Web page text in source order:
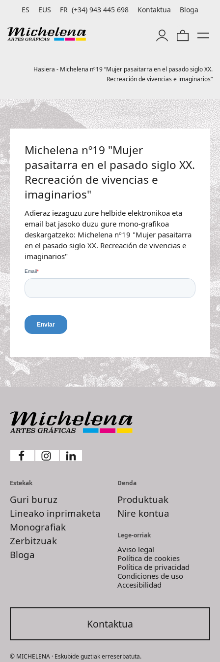
ES EUS FR (+34) 943 445 698 Kontaktua Bloga
Hasiera - Michelena nº19 “Mujer pasaitarra en el pasado siglo XX.
Recreación de vivencias e imaginarios”
Michelena nº19 "Mujer
pasaitarra en el pasado siglo XX.
Recreación de vivencias e
imaginarios"
Adieraz iezaguzu zure helbide elektronikoa eta
email bat jasoko duzu gure mono-grafikoa
deskargatzeko: Michelena nº19 "Mujer pasaitarra
en el pasado siglo XX. Recreación de vivencias e
imaginarios"
Estekak
Guri buruz
Lineako inprimaketa
Monografiak
Zerbitzuak
Bloga
Denda
Produktuak
Nire kontua
Lege-orriak
Aviso legal
Política de cookies
Política de privacidad
Condiciones de uso
Accesibilidad
Kontaktua
© MICHELENA · Eskubide guztiak erreserbatuta.